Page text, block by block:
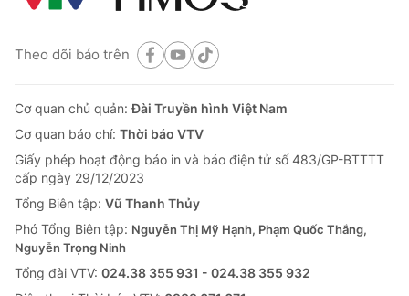
Theo dõi báo trên
Cơ quan chủ quản:Đài Truyền hình Việt Nam
Cơ quan báo chí: Thời báo VTV
Giấy phép hoạt động báo in và báo điện tử số 483/GP-BTTTT
cấp ngày 29/12/2023
Tổng Biên tập: Vũ Thanh Thủy
Phó Tổng Biên tập: Nguyễn Thị Mỹ Hạnh, Phạm Quốc Thắng,
Nguyễn Trọng Ninh
Tổng đài VTV: 024.38 355 931 - 024.38 355 932